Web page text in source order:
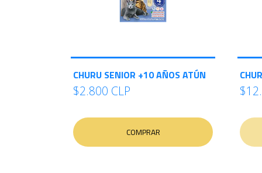
CHURU SENIOR +10 AÑOS ATÚN
$2.800 CLP
COMPRAR